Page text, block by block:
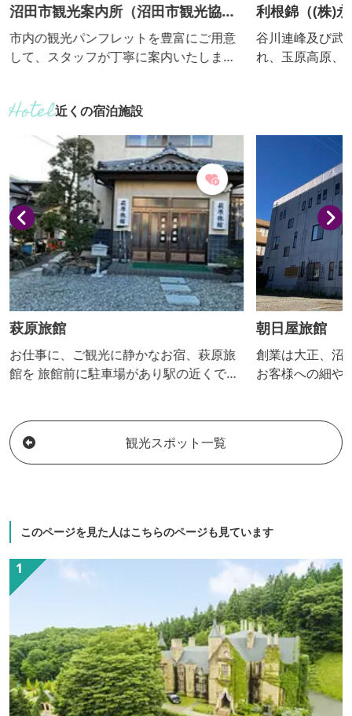
沼田市観光案内所（沼田市観光協
会）
市内の観光パンフレットを豊富にご用意
して、スタッフが丁寧に案内いたしま
ナー、沼田にまつわる歴史的エピソード
がわかる資料が設置されています。 さら
に、沼田市では一年中フルーツ狩りが楽
しるフルーツ大国 市内のフルーツ狩りに
関してはこちらにお問い合わせくださ
い。
利根錦（(株)
谷川連峰及び武
れ、玉原高原、
み風雅な酔い心
なコク、格調
近くの宿泊施設
萩原旅館
お仕事に、ご観光に静かなお宿、萩原旅
館を 旅館前に駐車場があり駅の近くでも
けしております。 よろしければお泊りに
来て下さい。お待ちしております。
朝日屋旅館
創業は大正、沼
お客様への細や
観光スポット一覧
このページを見た人はこちらのページも見ています